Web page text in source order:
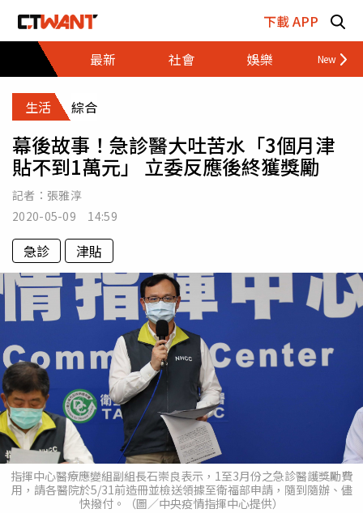
下載 APP
最新
社會 娛樂 財經
生活 綜合
幕後故事！急診醫大吐苦水「3個月津
貼不到1萬元」 立委反應後終獲獎勵
記者： 張雅淳
2020-05-09 14:59
急診 津貼
指揮中心醫療應變組副組長石崇良表示，1至3月份之急診醫護獎勵費
用，請各醫院於5/31前造冊並檢送領據至衛福部申請，隨到隨辦、儘
快撥付。（圖／中央疫情指揮中心提供）